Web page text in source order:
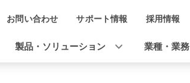
お問い合わせ サポート情報 採用情報
製品・ソリューション 業種・業務